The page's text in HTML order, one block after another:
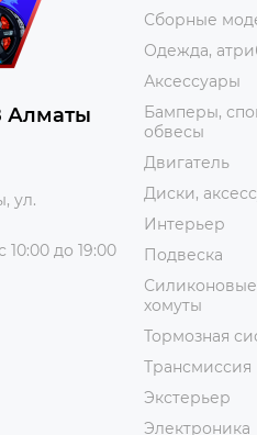
Алматы
ул.
до 19:00
Сборные
Одежда,
Аксессуары
Бамперы,
обвесы
Двигатель
Диски,
Интерьер
Подвеска
хомуты
Тормозная
Трансмиссия
Экстерьер
Электроника